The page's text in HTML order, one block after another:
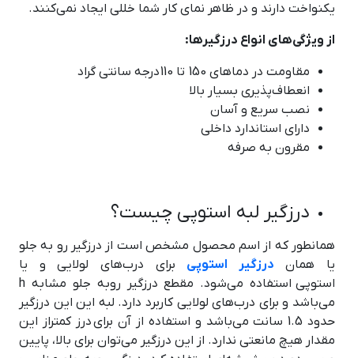
یکنواخت دارند و در ظاهر نمای کار شما خللی ایجاد نمی‌کنند.
از ویژگی‌های انواع درزگیرها:
مقاومت در دماهای 150 تا 110 درجه سانتی گراد
انعطاف‌پذیری بسیار بالا
نصب سریع و آسان
دارای استاندارد داخلی
مقرون به صرفه
درزگیر لبه استوپی چیست؟
همانطور که از اسم محصول مشخص است از درزگیر رو به جلو
یا همان درزگیر استوپی برای درب‌های لولایی و یا
استوپی استفاده می‌شود. مقطع درزگیر روبه جلو مشابه h
می‌باشد و برای درب‌های لولایی کاربرد دارد. لبه این این درزگیر
حدود 1.5 سانت می‌باشد و استفاده از آن برای درز کمتراز این
مقدار هیچ مانعتی ندارد. از این درزگیر می‌توان برای بالا، پایین